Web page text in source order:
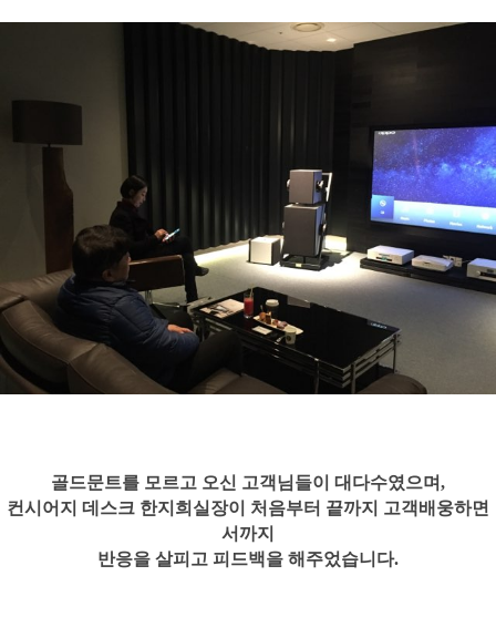
골드문트를 모르고 오신 고객님들이 대다수였으며,
컨시어지 데스크 한지희실장이 처음부터 끝까지 고객배웅하면
서까지
반응을 살피고 피드백을 해주었습니다.